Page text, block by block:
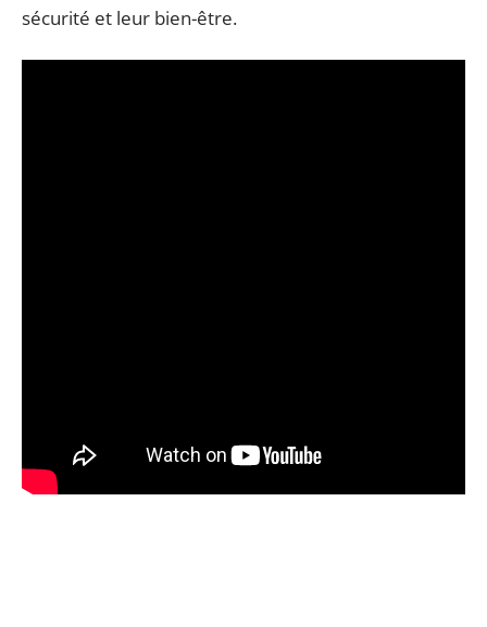
sécurité et leur bien-être.